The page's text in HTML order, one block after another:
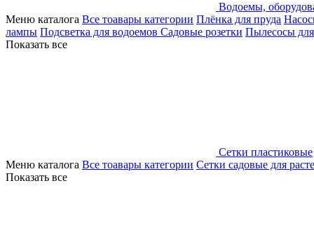
Водоемы,
Меню каталога Все тоавары категории Плёнка для пруда
лампы Подсветка для водоемов Садовые розетки Пылесосы
Показать все
Сетки пластиковые
Меню каталога Все тоавары категории Сетки садовые для
Показать все